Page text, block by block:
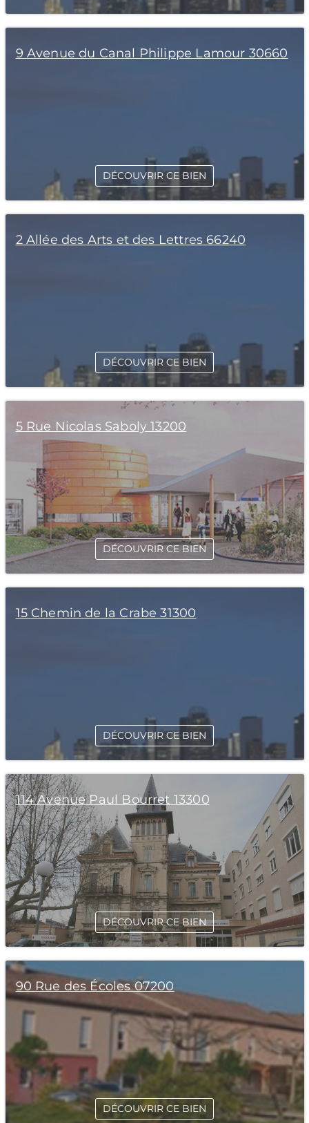
9 Avenue du Canal Philippe Lamour 30660
DÉCOUVRIR CE BIEN
2 Allée des Arts et des Lettres 66240
DÉCOUVRIR CE BIEN
5 Rue Nicolas Saboly 13200
DÉCOUVRIR CE BIEN
15 Chemin de la Crabe 31300
DÉCOUVRIR CE BIEN
114 Avenue Paul Bourret 13300
DÉCOUVRIR CE BIEN
90 Rue des Écoles 07200
DÉCOUVRIR CE BIEN